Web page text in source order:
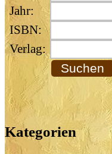
Jahr:
ISBN:
Verlag:
Kategorien